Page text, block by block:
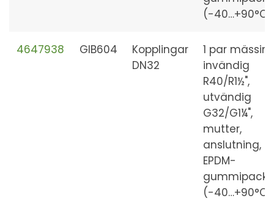
(-40…+90°C)
4647938 GIB604
Kopplingar
DN32
1 par
invändig
R40/R1½",
utvändig
G32/G1¼",
mutter,
anslutning,
EPDM-
(-40…+90°C)